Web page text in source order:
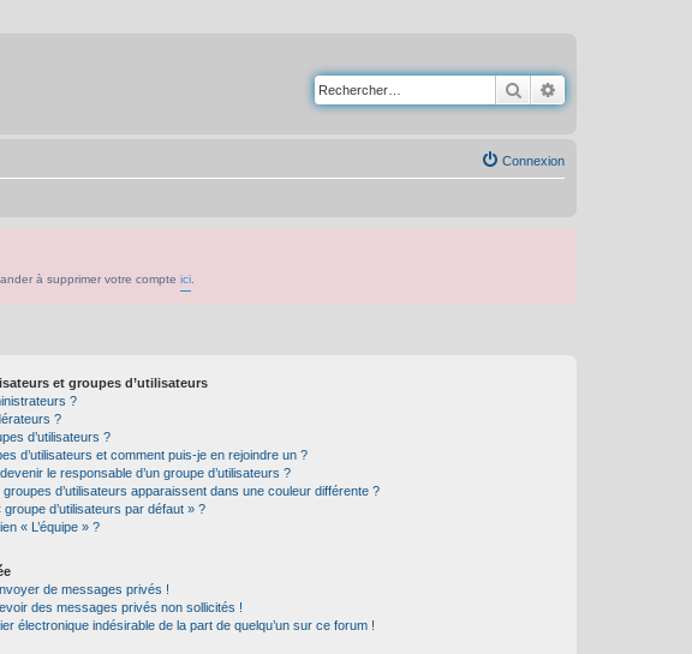
Rechercher
Connexion
à supprimer votre compte ici
et groupes d’utilisateurs
?
?
d’utilisateurs ?
d’utilisateurs et comment puis-je en rejoindre un ?
le responsable d’un groupe d’utilisateurs ?
d’utilisateurs apparaissent dans une couleur différente ?
groupe d’utilisateurs par défaut » ?
« L’équipe » ?
de messages privés !
des messages privés non sollicités !
électronique indésirable de la part de quelqu’un sur ce forum !